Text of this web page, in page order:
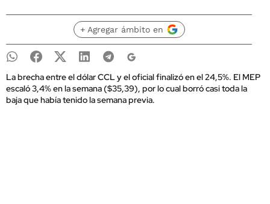
+ Agregar ámbito en
La brecha entre el dólar CCL y el oficial finalizó en el 24,5%. El MEP
escaló 3,4% en la semana ($35,39), por lo cual borró casi toda la
baja que había tenido la semana previa.